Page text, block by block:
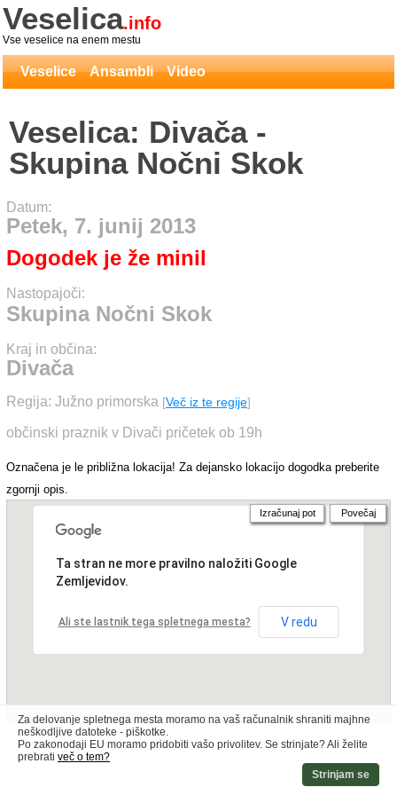
Veselica.info
Vse veselice na enem mestu
Veselice Ansambli Video
Veselica: Divača -
Skupina Nočni Skok
Datum:
Petek, 7. junij 2013
Dogodek je že minil
Nastopajoči:
Skupina Nočni Skok
Kraj in občina:
Divača
Regija: Južno primorska [Več iz te regije]
občinski praznik v Divači pričetek ob 19h
Označena je le približna lokacija! Za dejansko lokacijo dogodka preberite
zgornji opis.
Ta stran ne more pravilno naložiti Google
Zemljevidov.
Ali ste lastnik tega spletnega mesta? V redu
Izračunaj pot Povečaj
Za delovanje spletnega mesta moramo na vaš računalnik shraniti majhne
neškodljive datoteke - piškotke.
Po zakonodaji EU moramo pridobiti vašo privolitev. Se strinjate? Ali želite
prebrati več o tem?
Strinjam se